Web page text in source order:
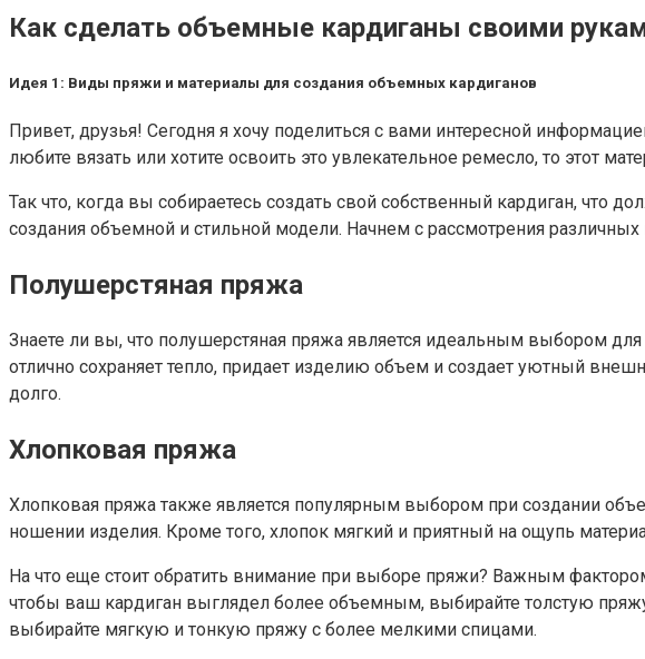
Как сделать объемные кардиганы своими
Идея 1: Виды пряжи и материалы для создания объемных кардиганов
Привет, друзья! Сегодня я хочу поделиться с вами интересной
любите вязать или хотите освоить это увлекательное ремесло, то этот
Так что, когда вы собираетесь создать свой собственный кардиган,
создания объемной и стильной модели. Начнем с рассмотрения
Полушерстяная пряжа
Знаете ли вы, что полушерстяная пряжа является идеальным выбором
отлично сохраняет тепло, придает изделию объем и создает уютный
долго.
Хлопковая пряжа
Хлопковая пряжа также является популярным выбором при создании
ношении изделия. Кроме того, хлопок мягкий и приятный на ощупь
На что еще стоит обратить внимание при выборе пряжи? Важным
чтобы ваш кардиган выглядел более объемным, выбирайте толстую
выбирайте мягкую и тонкую пряжу с более мелкими спицами.